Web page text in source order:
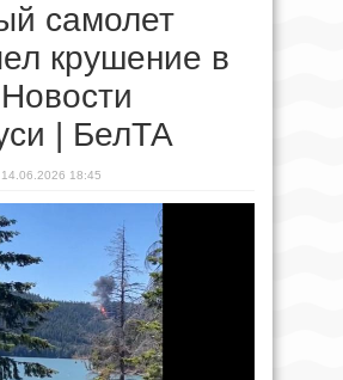
самолет
крушение в
| БелТА
14.06.2026 18:45